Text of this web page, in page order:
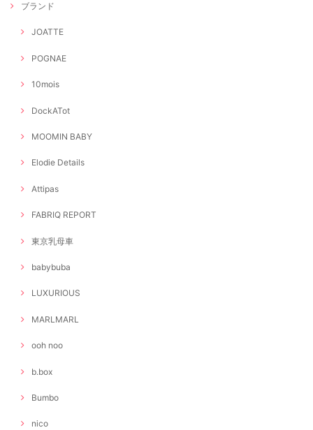
ブランド
JOATTE
POGNAE
10mois
DockATot
MOOMIN BABY
Elodie Details
Attipas
FABRIQ REPORT
東京乳母車
babybuba
LUXURIOUS
MARLMARL
ooh noo
b.box
Bumbo
nico